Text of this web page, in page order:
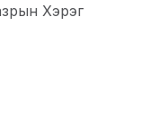
Хэрэг